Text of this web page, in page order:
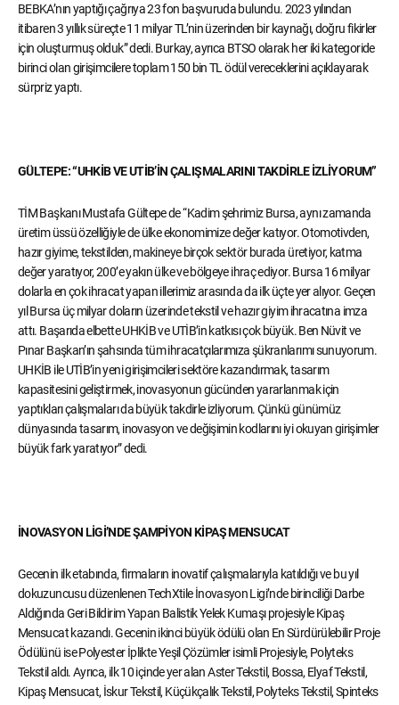
BEBKA’nın yaptığı çağrıya 23 fon başvuruda bulundu. 2023 yılından
itibaren 3 yıllık süreçte 11 milyar TL’nin üzerinden bir kaynağı, doğru fikirler
için oluşturmuş olduk” dedi. Burkay, ayrıca BTSO olarak her iki kategoride
birinci olan girişimcilere toplam 150 bin TL ödül vereceklerini açıklayarak
sürpriz yaptı.
GÜLTEPE: “UHKİB VE UTİB’İN ÇALIŞMALARINI TAKDİRLE İZLİYORUM”
TİM Başkanı Mustafa Gültepe de “Kadim şehrimiz Bursa, aynı zamanda
üretim üssü özelliğiyle de ülke ekonomimize değer katıyor. Otomotivden,
hazır giyime, tekstilden, makineye birçok sektör burada üretiyor, katma
değer yaratıyor, 200’e yakın ülke ve bölgeye ihraç ediyor. Bursa 16 milyar
dolarla en çok ihracat yapan illerimiz arasında da ilk üçte yer alıyor. Geçen
yıl Bursa üç milyar doların üzerinde tekstil ve hazır giyim ihracatına imza
attı. Başarıda elbette UHKİB ve UTİB’in katkısı çok büyük. Ben Nüvit ve
Pınar Başkan’ın şahsında tüm ihracatçılarımıza şükranlarımı sunuyorum.
UHKİB ile UTİB’in yeni girişimcileri sektöre kazandırmak, tasarım
kapasitesini geliştirmek, inovasyonun gücünden yararlanmak için
yaptıkları çalışmaları da büyük takdirle izliyorum. Çünkü günümüz
dünyasında tasarım, inovasyon ve değişimin kodlarını iyi okuyan girişimler
büyük fark yaratıyor” dedi.
İNOVASYON LİGİ’NDE ŞAMPİYON KİPAŞ MENSUCAT
Gecenin ilk etabında, firmaların inovatif çalışmalarıyla katıldığı ve bu yıl
dokuzuncusu düzenlenen TechXtile İnovasyon Ligi’nde birinciliği Darbe
Aldığında Geri Bildirim Yapan Balistik Yelek Kumaşı projesiyle Kipaş
Mensucat kazandı. Gecenin ikinci büyük ödülü olan En Sürdürülebilir Proje
Ödülünü ise Polyester İplikte Yeşil Çözümler isimli Projesiyle, Polyteks
Tekstil aldı. Ayrıca, ilk 10 içinde yer alan Aster Tekstil, Bossa, Elyaf Tekstil,
Kipaş Mensucat, İskur Tekstil, Küçükçalık Tekstil, Polyteks Tekstil, Spinteks